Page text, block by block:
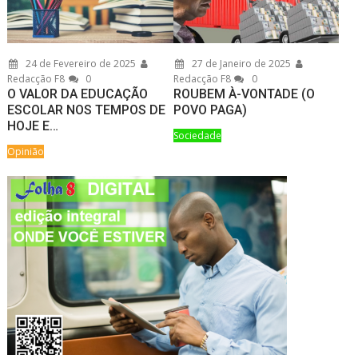
24 de Fevereiro de 2025
Redacção F8
0
O VALOR DA EDUCAÇÃO
ESCOLAR NOS TEMPOS DE
HOJE E…
Opinião
27 de Janeiro de 2025
Redacção F8
0
ROUBEM À-VONTADE (O
POVO PAGA)
Sociedade